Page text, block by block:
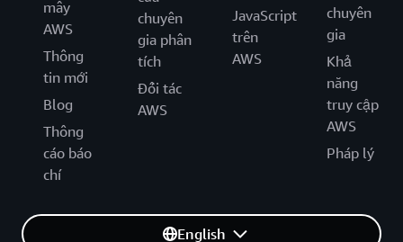
mây
AWS
Thông
tin mới
Blog
Thông
cáo báo
chí
chuyên
gia phân
tích
Đối tác
AWS
JavaScript
trên
AWS
chuyên
gia
Khả
năng
truy cập
AWS
Pháp lý
English